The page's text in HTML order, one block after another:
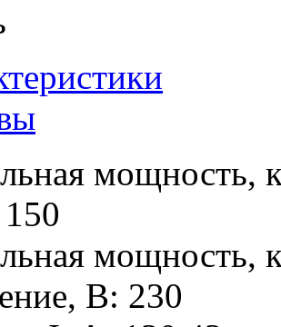
мощность,
150
мощность,
В: 230